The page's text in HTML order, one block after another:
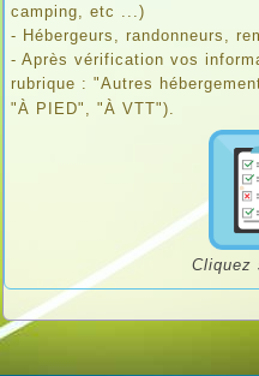
camping, etc ...)
- Hébergeurs, randonneurs,
- Après vérification vos
rubrique : "Autres
"À PIED", "À VTT").
Cliquez